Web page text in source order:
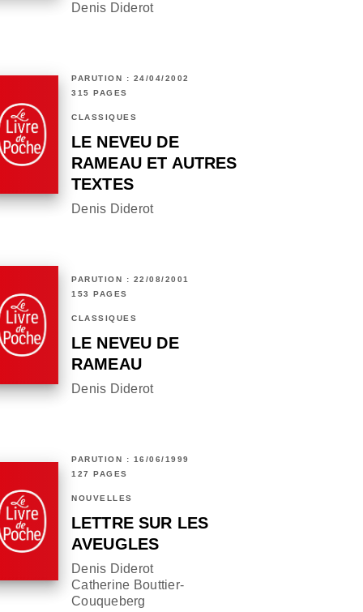
Denis Diderot
PARUTION : 24/04/2002
315 PAGES
CLASSIQUES
LE NEVEU DE
RAMEAU ET AUTRES
TEXTES
Denis Diderot
PARUTION : 22/08/2001
153 PAGES
CLASSIQUES
LE NEVEU DE
RAMEAU
Denis Diderot
PARUTION : 16/06/1999
127 PAGES
NOUVELLES
LETTRE SUR LES
AVEUGLES
Denis Diderot
Catherine Bouttier-
Couqueberg